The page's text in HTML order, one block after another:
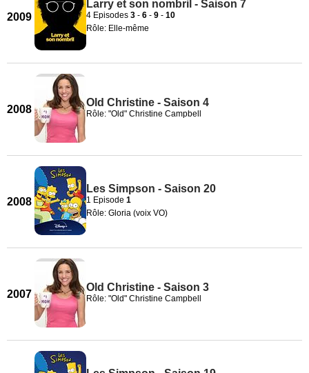
2009
Larry et son nombril - Saison 7
4 Episodes 3 - 6 - 9 - 10
Rôle: Elle-même
2008
Old Christine - Saison 4
Rôle: "Old" Christine Campbell
2008
Les Simpson - Saison 20
1 Episode 1
Rôle: Gloria (voix VO)
2007
Old Christine - Saison 3
Rôle: "Old" Christine Campbell